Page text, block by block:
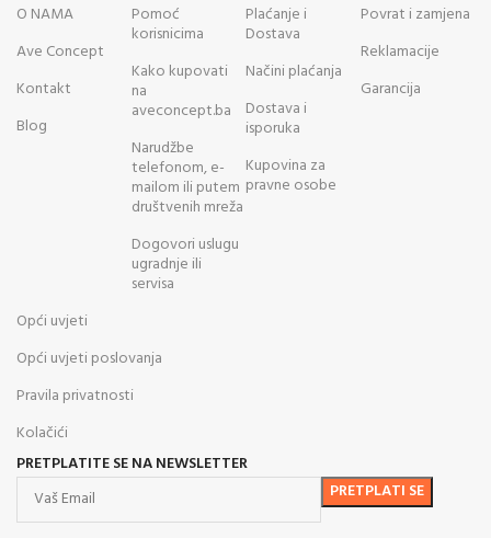
O NAMA
Ave Concept
Kontakt
Blog
Pomoć
korisnicima
Kako kupovati
na
aveconcept.ba
Narudžbe
telefonom, e-
mailom ili putem
društvenih mreža
Dogovori uslugu
ugradnje ili
servisa
Plaćanje i
Dostava
Načini plaćanja
Dostava i
isporuka
Kupovina za
pravne osobe
Povrat i zamjena
Reklamacije
Garancija
Opći uvjeti
Opći uvjeti poslovanja
Pravila privatnosti
Kolačići
PRETPLATITE SE NA NEWSLETTER